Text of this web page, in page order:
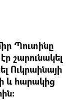
Պուտինը
շարունակել
Ուկրաինայի
և հարակից